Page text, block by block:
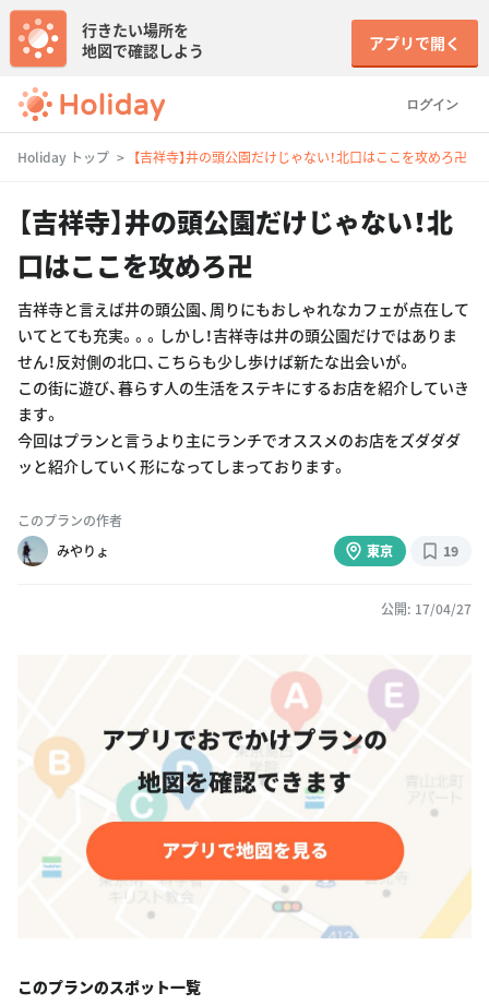
ログイン
行きたい場所を
地図で確認しよう
アプリで開く
Holiday トップ 【吉祥寺】井の頭公園だけじゃない！北口はここを攻めろ卍
【吉祥寺】井の頭公園だけじゃない！北
口はここを攻めろ卍
吉祥寺と言えば井の頭公園、周りにもおしゃれなカフェが点在して
いてとても充実。。。しかし！吉祥寺は井の頭公園だけではありま
せん！反対側の北口、こちらも少し歩けば新たな出会いが。
この街に遊び、暮らす人の生活をステキにするお店を紹介していき
ます。
今回はプランと言うより主にランチでオススメのお店をズダダダ
ッと紹介していく形になってしまっております。
このプランの作者
みやりょ
東京 19
公開: 17/04/27
このプランのスポット一覧